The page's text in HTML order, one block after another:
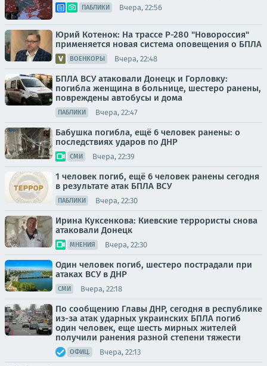
ПАБЛИКИ Вчера, 22:56
Юрий Котенок: На трассе Р-280 "Новороссия"
применяется новая система оповещения о БПЛА
ВОЕНКОРЫ Вчера, 22:48
БПЛА ВСУ атаковали Донецк и Горловку:
погибла женщина в больнице, шестеро ранены,
повреждены автобусы и дома
ПАБЛИКИ Вчера, 22:47
Бабушка погибла, ещё 6 человек ранены: о
последствиях ударов по ДНР
СМИ Вчера, 22:39
1 человек погиб, ещё 6 человек ранены сегодня
в результате атак БПЛА ВСУ
ПАБЛИКИ Вчера, 22:30
Ирина Куксенкова: Киевские террористы снова
атаковали Донецк
МНЕНИЯ Вчера, 22:30
Один человек погиб, шестеро пострадали при
атаках ВСУ в ДНР
СМИ Вчера, 22:18
По сообщению Главы ДНР, сегодня в республике
из-за атак ударных украинских БПЛА погиб
один человек, еще шесть мирных жителей
получили ранения разной степени тяжести
ОФИЦ. Вчера, 22:13